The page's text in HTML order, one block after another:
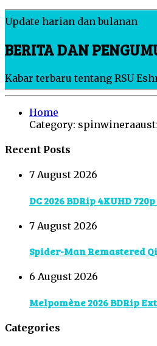
Update harian dan bulanan
BERITA DAN
Kabar terbaru tentang RSU
Home
Category:
Recent Posts
7 August 2026
DC 2026 BDRip 4KUHD
7 August 2026
Spider-Man Remastered
6 August 2026
Melpomène 2026 BDRip
Categories